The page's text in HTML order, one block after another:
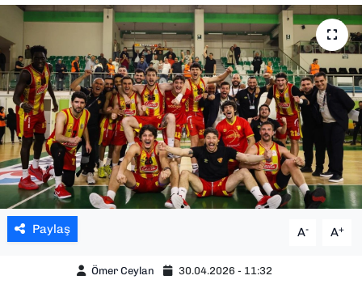
Paylaş A- A+
Ömer Ceylan 30.04.2026 - 11:32
TEKNOLOJİ
YAŞAM
YEREL YÖNETİMLER